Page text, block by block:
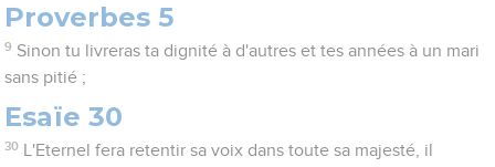
Proverbes 5
9 Sinon tu livreras ta dignité à d'autres et tes années à un mari
sans pitié ;
Esaïe 30
30
L'Eternel fera retentir sa voix dans toute sa majesté, il